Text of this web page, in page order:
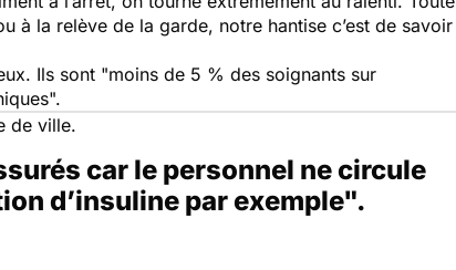
à la relève de la garde, notre hantise c’est de savoir
Ils sont "moins de 5 % des soignants sur
de ville.
car le personnel ne circule
d’insuline par exemple".